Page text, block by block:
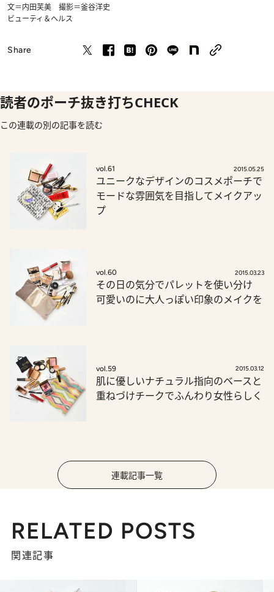
文＝内田芙美 撮影＝釜谷洋史
ビューティ＆ヘルス
Share
読者のポーチ抜き打ちCHECK
この連載の別の記事を読む
vol.61 2015.05.25
ユニークなデザインのコスメポーチで
モードな雰囲気を目指してメイクアッ
プ
vol.60 2015.03.23
その日の気分でパレットを使い分け
可愛いのに大人っぽい印象のメイクを
vol.59 2015.03.12
肌に優しいナチュラル指向のベースと
重ねづけチークでふんわり女性らしく
連載記事一覧
RELATED POSTS
関連記事